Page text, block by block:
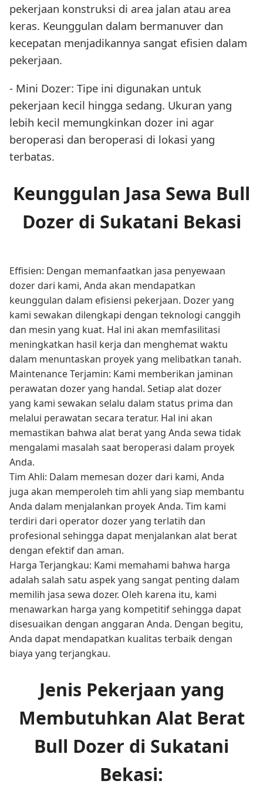
pekerjaan konstruksi di area jalan atau area
keras. Keunggulan dalam bermanuver dan
kecepatan menjadikannya sangat efisien dalam
pekerjaan.
- Mini Dozer: Tipe ini digunakan untuk
pekerjaan kecil hingga sedang. Ukuran yang
lebih kecil memungkinkan dozer ini agar
beroperasi dan beroperasi di lokasi yang
terbatas.
Keunggulan Jasa Sewa Bull
Dozer di Sukatani Bekasi
Effisien: Dengan memanfaatkan jasa penyewaan
dozer dari kami, Anda akan mendapatkan
keunggulan dalam efisiensi pekerjaan. Dozer yang
kami sewakan dilengkapi dengan teknologi canggih
dan mesin yang kuat. Hal ini akan memfasilitasi
meningkatkan hasil kerja dan menghemat waktu
dalam menuntaskan proyek yang melibatkan tanah.
Maintenance Terjamin: Kami memberikan jaminan
perawatan dozer yang handal. Setiap alat dozer
yang kami sewakan selalu dalam status prima dan
melalui perawatan secara teratur. Hal ini akan
memastikan bahwa alat berat yang Anda sewa tidak
mengalami masalah saat beroperasi dalam proyek
Anda.
Tim Ahli: Dalam memesan dozer dari kami, Anda
juga akan memperoleh tim ahli yang siap membantu
Anda dalam menjalankan proyek Anda. Tim kami
terdiri dari operator dozer yang terlatih dan
profesional sehingga dapat menjalankan alat berat
dengan efektif dan aman.
Harga Terjangkau: Kami memahami bahwa harga
adalah salah satu aspek yang sangat penting dalam
memilih jasa sewa dozer. Oleh karena itu, kami
menawarkan harga yang kompetitif sehingga dapat
disesuaikan dengan anggaran Anda. Dengan begitu,
Anda dapat mendapatkan kualitas terbaik dengan
biaya yang terjangkau.
Jenis Pekerjaan yang
Membutuhkan Alat Berat
Bull Dozer di Sukatani
Bekasi: